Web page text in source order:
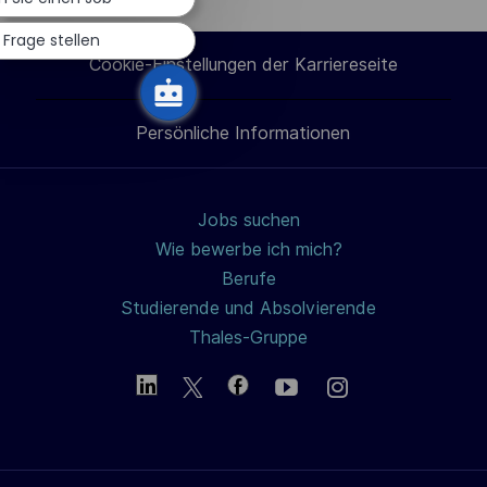
Cookie-Einstellungen der Karriereseite
Persönliche Informationen
Jobs suchen
Wie bewerbe ich mich?
Berufe
Studierende und Absolvierende
Thales-Gruppe
Frage stellen